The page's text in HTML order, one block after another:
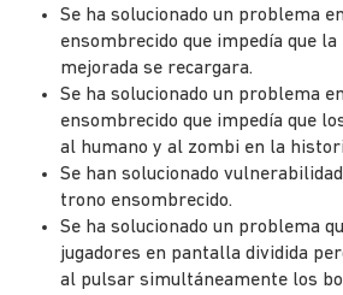
Se ha solucionado un problema
ensombrecido que impedía que
mejorada se recargara.
Se ha solucionado un problema
ensombrecido que impedía que
al humano y al zombi en la
Se han solucionado
trono ensombrecido.
Se ha solucionado un problema
jugadores en pantalla dividida
al pulsar simultáneamente los